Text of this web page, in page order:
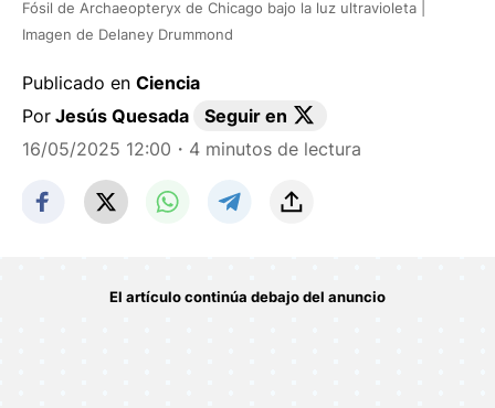
Fósil de Archaeopteryx de Chicago bajo la luz ultravioleta |
Imagen de Delaney Drummond
Publicado en Ciencia
Por Jesús Quesada
Seguir en
16/05/2025 12:00 ・4 minutos de lectura